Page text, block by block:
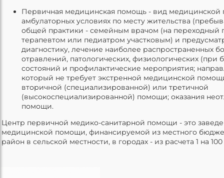
Первичная медицинская помощь - вид
амбулаторных условиях по месту жительства
общей практики - семейным врачом (на переходный
терапевтом или педиатром участковым) и
диагностику, лечение наиболее распространенных
отравлений, патологических, физиологических (при
состояний и профилактические мероприятия;
который не требует экстренной медицинской
вторичной (специализированной) или третичной
(высокоспециализированной) помощи; оказания
помощи.
Центр первичной медико-санитарной помощи - это
медицинской помощи, финансируемой из местного
район в сельской местности, в городах - из расчета 1 на